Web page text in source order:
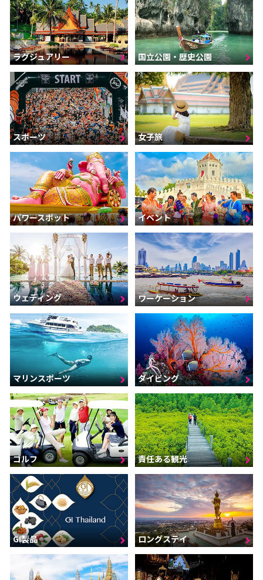
ラグジュアリー 国立公園・歴史公園
スポーツ 女子旅
パワースポット イベント
ウェディング ワーケーション
マリンスポーツ ダイビング
ゴルフ 責任ある観光
GI製品 ロングステイ